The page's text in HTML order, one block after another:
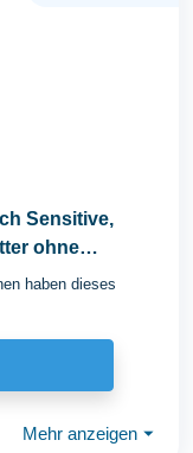
Sensitive,
ohne
haben dieses
Mehr anzeigen ⏷